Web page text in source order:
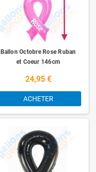
Ballon Octobre Rose Ruban
et Coeur 146cm
24,95 €
ACHETER